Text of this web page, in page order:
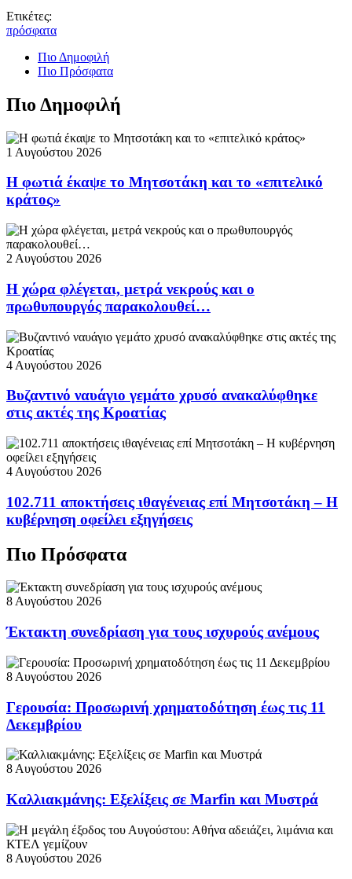
Ετικέτες:
πρόσφατα
Πιο Δημοφιλή
Πιο Πρόσφατα
Πιο Δημοφιλή
1 Αυγούστου 2026
Η φωτιά έκαψε το Μητσοτάκη και το «επιτελικό
κράτος»
2 Αυγούστου 2026
Η χώρα φλέγεται, μετρά νεκρούς και ο
πρωθυπουργός παρακολουθεί…
4 Αυγούστου 2026
Βυζαντινό ναυάγιο γεμάτο χρυσό ανακαλύφθηκε
στις ακτές της Κροατίας
4 Αυγούστου 2026
102.711 αποκτήσεις ιθαγένειας επί Μητσοτάκη – Η
κυβέρνηση οφείλει εξηγήσεις
Πιο Πρόσφατα
8 Αυγούστου 2026
Έκτακτη συνεδρίαση για τους ισχυρούς ανέμους
8 Αυγούστου 2026
Γερουσία: Προσωρινή χρηματοδότηση έως τις 11
Δεκεμβρίου
8 Αυγούστου 2026
Καλλιακμάνης: Εξελίξεις σε Marfin και Μυστρά
8 Αυγούστου 2026